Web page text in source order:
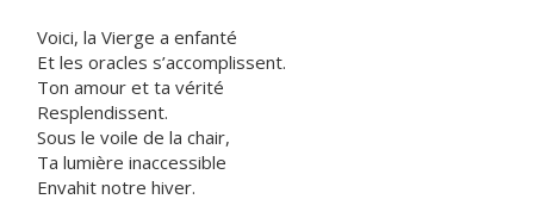
Voici, la Vierge a enfanté
Et les oracles s’accomplissent.
Ton amour et ta vérité
Resplendissent.
Sous le voile de la chair,
Ta lumière inaccessible
Envahit notre hiver.